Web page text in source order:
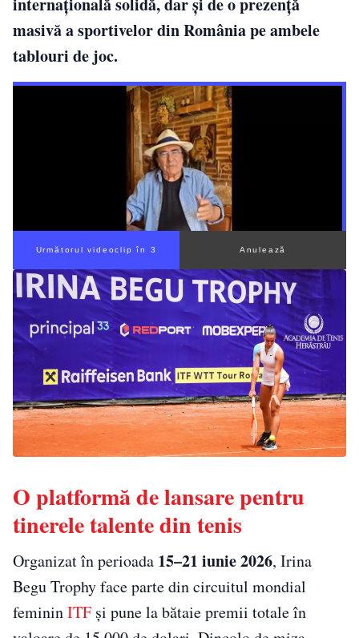
masivă a sportivelor din România pe ambele
tablouri de joc.
Următorul videoclip în 2 Anulează
O platformă de lansare pentru
tinerele talente din tenis
Organizat în perioada 15–21 iunie 2026, Irina
Begu Trophy face parte din circuitul mondial
femininITF și pune la bătaie premii totale în